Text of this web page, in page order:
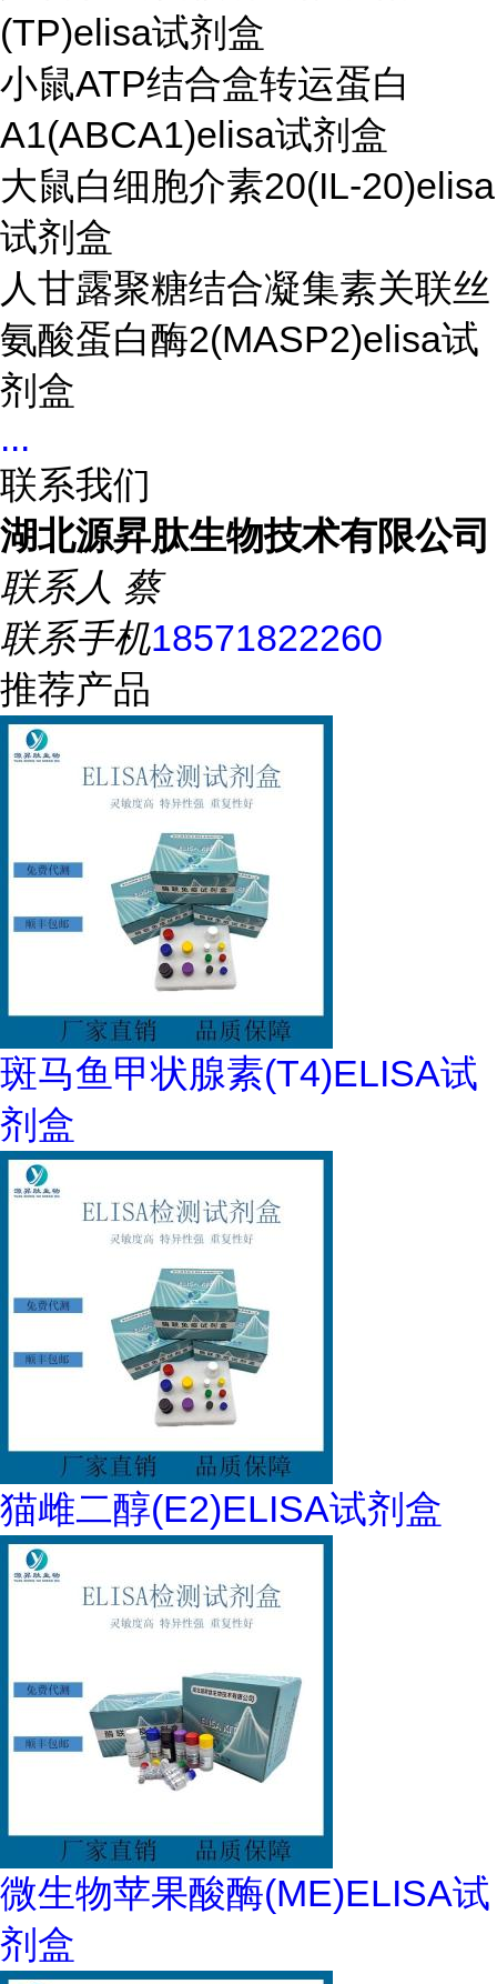
(TP)elisa试剂盒
小鼠ATP结合盒转运蛋白
A1(ABCA1)elisa试剂盒
大鼠白细胞介素20(IL-20)elisa
试剂盒
人甘露聚糖结合凝集素关联丝
氨酸蛋白酶2(MASP2)elisa试
剂盒
...
联系我们
湖北源昇肽生物技术有限公司
联系人 蔡
联系手机18571822260
推荐产品
斑马鱼甲状腺素(T4)ELISA试
剂盒
猫雌二醇(E2)ELISA试剂盒
微生物苹果酸酶(ME)ELISA试
剂盒